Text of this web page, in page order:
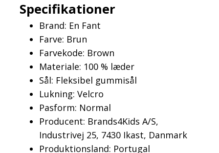
Specifikationer
Brand: En Fant
Farve: Brun
Farvekode: Brown
Materiale: 100 % læder
Sål: Fleksibel gummisål
Lukning: Velcro
Pasform: Normal
Producent: Brands4Kids A/S,
Industrivej 25, 7430 Ikast, Danmark
Produktionsland: Portugal